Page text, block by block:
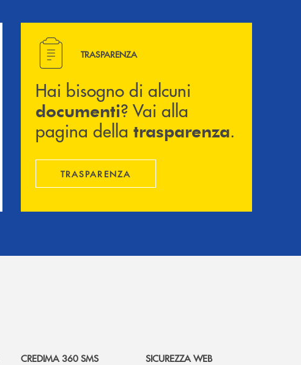
Hai bisogno di alcuni documenti ? Vai alla pagina della
TRASPARENZA
Hai bisogno di alcuni
documenti? Vai alla
pagina della trasparenza.
TRASPARENZA
CREDIMA 360 SMS
SICUREZZA WEB